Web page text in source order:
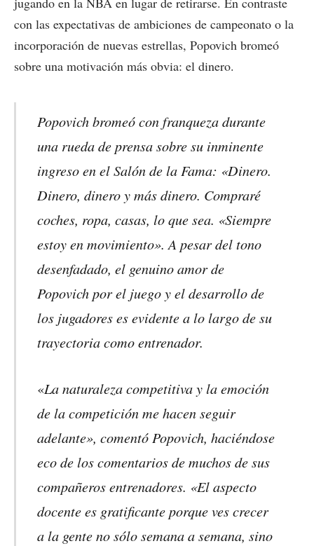
con las expectativas de ambiciones de campeonato o la
incorporación de nuevas estrellas, Popovich bromeó
sobre una motivación más obvia: el dinero.
Popovich bromeó con franqueza durante
una rueda de prensa sobre su inminente
ingreso en el Salón de la Fama: «Dinero.
Dinero, dinero y más dinero. Compraré
coches, ropa, casas, lo que sea. «Siempre
estoy en movimiento». A pesar del tono
desenfadado, el genuino amor de
Popovich por el juego y el desarrollo de
los jugadores es evidente a lo largo de su
trayectoria como entrenador.
«La naturaleza competitiva y la emoción
de la competición me hacen seguir
adelante», comentó Popovich, haciéndose
eco de los comentarios de muchos de sus
compañeros entrenadores. «El aspecto
docente es gratificante porque ves crecer
a la gente no sólo semana a semana, sino